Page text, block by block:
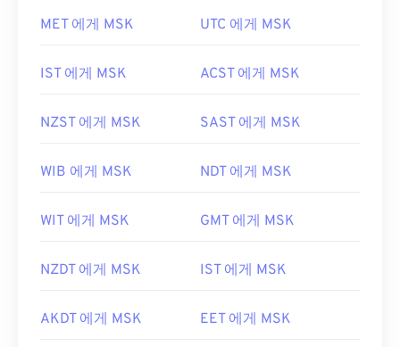
MET 에게 MSK UTC 에게 MSK
IST 에게 MSK ACST 에게 MSK
NZST 에게 MSK SAST 에게 MSK
WIB 에게 MSK NDT 에게 MSK
WIT 에게 MSK GMT 에게 MSK
NZDT 에게 MSK IST 에게 MSK
AKDT 에게 MSK EET 에게 MSK